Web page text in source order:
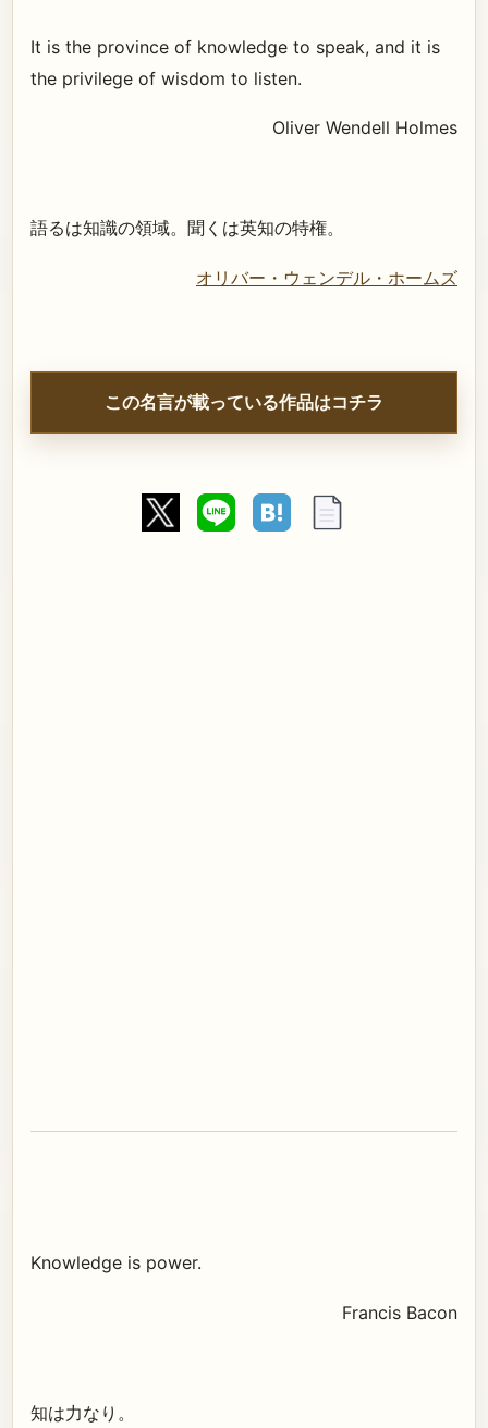
It is the province of knowledge to speak, and it is
the privilege of wisdom to listen.
Oliver Wendell Holmes
語るは知識の領域。聞くは英知の特権。
オリバー・ウェンデル・ホームズ
この名言が載っている作品はコチラ
Knowledge is power.
Francis Bacon
知は力なり。